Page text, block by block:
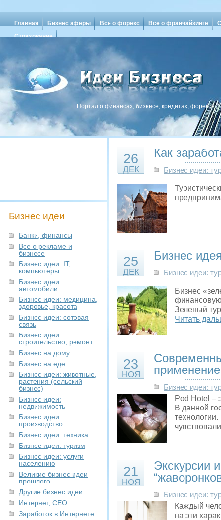
Главная Бизнес аферы Все о форекс Все о франчайзинге
Страхование
Портал о финансах, бизнесе, кредитах, форексе
Бизнес идеи
Банки, финансы
Все о рекламе и
бизнесе
Бизнес идеи: IT,
компьютеры
Бизнес идеи:
автомобили
Бизнес идеи: медицина,
здоровье, красота
Бизнес идеи: сотовая
связь
Бизнес идеи:
строительство, ремонт
Бизнес на дому
Бизнес на еде
Бизнес идеи: животные,
растения (сельский
бизнес)
Бизнес идеи:
недвижимость
Бизнес идеи:
производство
Бизнес идеи: техника
Бизнес идеи: туризм
Бизнес идеи: услуги
населению
Великие бизнес идеи
прошлого
Другие бизнес идеи
Интернет, СЕО
Заработок в Интернете
26
ДЕК
Как
Бизнес идеи:
25
ДЕК
Бизнес
Бизнес идеи:
Бизнес
финансовую
Зеленый
Читать
23
НОЯ
применение
Бизнес идеи:
Pod Hotel –
В данной
21
НОЯ
Экскурсии
Бизнес идеи:
Каждый
на эти